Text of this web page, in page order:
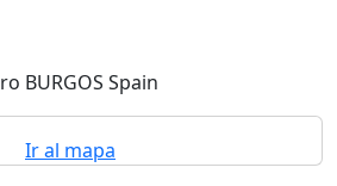
BURGOS Spain
Ir al mapa